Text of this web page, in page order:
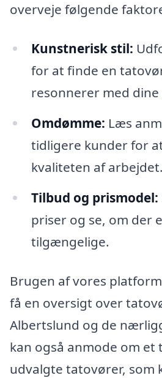
overveje følgende
Kunstnerisk stil:
for at finde en
resonnerer med dine
Omdømme: Læs
tidligere kunder for
kvaliteten af arbejdet.
Tilbud og prismodel:
priser og se, om der
tilgængelige.
Brugen af vores
få en oversigt over
Albertslund og de
kan også anmode om
udvalgte tatovører, som